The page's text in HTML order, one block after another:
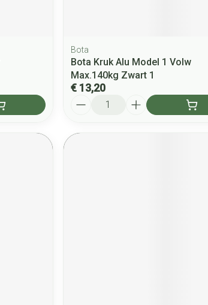
Bota
Bota Kruk Alu Model 1 Volw
Max.140kg Zwart 1
€ 13,20